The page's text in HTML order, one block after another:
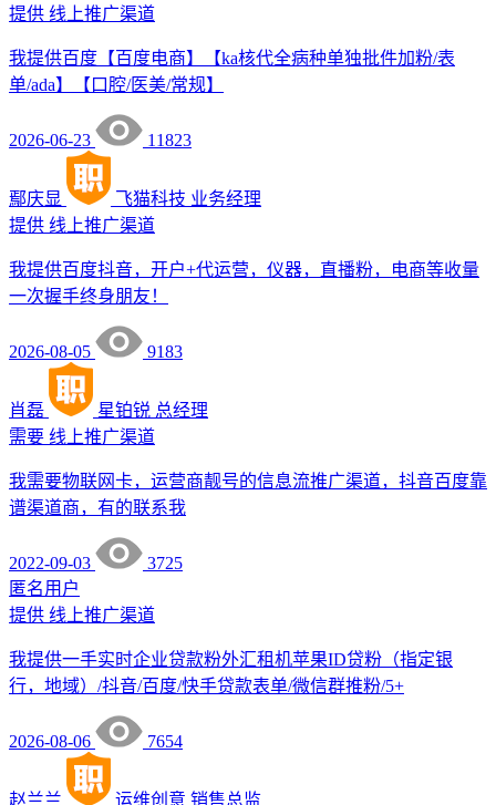
提供 线上推广渠道
我提供百度【百度电商】【ka核代全病种单独批件加粉/表
单/ada】【口腔/医美/常规】
2026-06-23 11823
鄢庆显 飞猫科技 业务经理
提供 线上推广渠道
我提供百度抖音，开户+代运营，仪器，直播粉，电商等收量
一次握手终身朋友！
2026-08-05 9183
肖磊 星铂锐 总经理
需要 线上推广渠道
我需要物联网卡，运营商靓号的信息流推广渠道，抖音百度靠
谱渠道商，有的联系我
2022-09-03
3725
匿名用户
提供 线上推广渠道
我提供一手实时企业贷款粉外汇租机苹果ID贷粉（指定银
行，地域）/抖音/百度/快手贷款表单/微信群推粉/5+
2026-08-06 7654
赵兰兰 运维创意 销售总监